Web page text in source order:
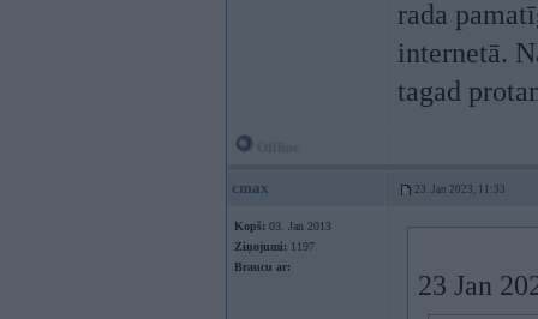
rada
internetā.
tagad
cmax 23. Jan 2023, 11:33
Kopš: 03. Jan 2013
Ziņojumi: 1197
Braucu ar:
23 Jan